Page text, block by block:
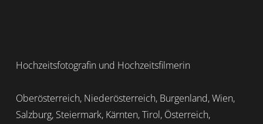
Hochzeitsfotografin und Hochzeitsfilmerin
Oberösterreich, Niederösterreich, Burgenland, Wien,
Salzburg, Steiermark, Kärnten, Tirol, Österreich,